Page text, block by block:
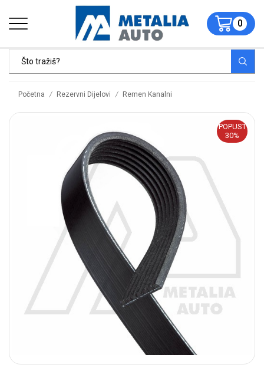
0
Početna / Rezervni Dijelovi / Remen Kanalni
POPUST
30%